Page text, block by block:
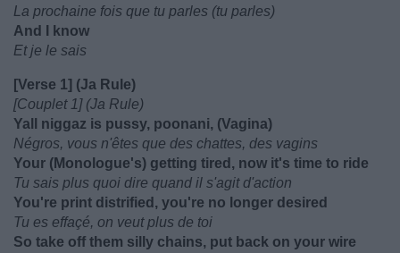
La prochaine fois que tu parles (tu parles)
And I know
Et je le sais
[Verse 1] (Ja Rule)
[Couplet 1] (Ja Rule)
Yall niggaz is pussy, poonani, (Vagina)
Négros, vous n'êtes que des chattes, des vagins
Your (Monologue's) getting tired, now it's time to ride
Tu sais plus quoi dire quand il s'agit d'action
You're print distrified, you're no longer desired
Tu es effaçé, on veut plus de toi
So take off them silly chains, put back on your wire